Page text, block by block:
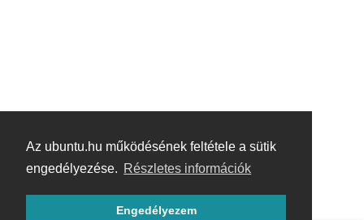
Az ubuntu.hu működésének feltétele a sütik
engedélyezése. Részletes információk
Engedélyezem